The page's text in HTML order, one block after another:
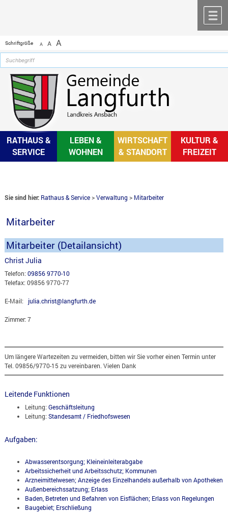
Schriftgröße A A A
RATHAUS &
SERVICE
LEBEN &
WOHNEN
WIRTSCHAFT
& STANDORT
KULTUR &
FREIZEIT
Sie sind hier: Rathaus & Service>Verwaltung > Mitarbeiter
Mitarbeiter
Mitarbeiter (Detailansicht)
Christ Julia
Telefon: 09856 9770-10
Telefax: 09856 9770-77
E-Mail: julia.christ@langfurth.de
Zimmer: 7
Um längere Wartezeiten zu vermeiden, bitten wir Sie vorher einen Termin unter
Tel. 09856/9770-15 zu vereinbaren. Vielen Dank
Leitende Funktionen
Leitung: Geschäftsleitung
Leitung: Standesamt / Friedhofswesen
Aufgaben:
Abwasserentsorgung; Kleineinleiterabgabe
Arbeitssicherheit und Arbeitsschutz; Kommunen
Arzneimittelwesen; Anzeige des Einzelhandels außerhalb von Apotheken
Außenbereichssatzung; Erlass
Baden, Betreten und Befahren von Eisflächen; Erlass von Regelungen
Baugebiet; Erschließung